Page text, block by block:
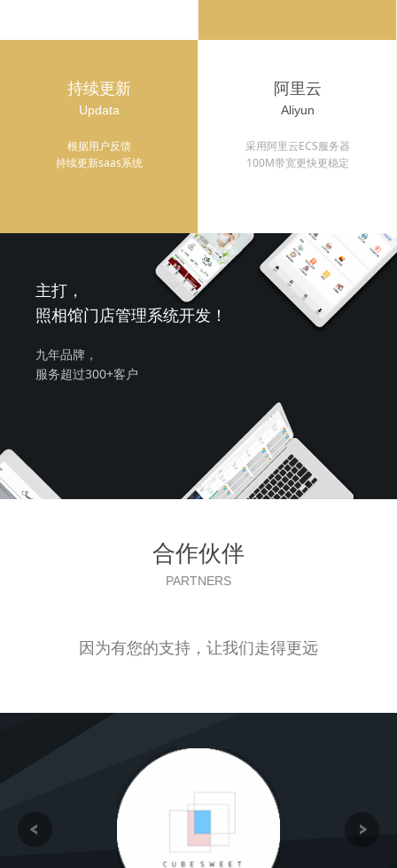
持续更新
Updata
根据用户反馈
持续更新saas系统
阿里云
Aliyun
采用阿里云ECS服务器
100M带宽更快更稳定
主打，
照相馆门店管理系统开发！
九年品牌，
服务超过300+客户
合作伙伴
PARTNERS
因为有您的支持，让我们走得更远